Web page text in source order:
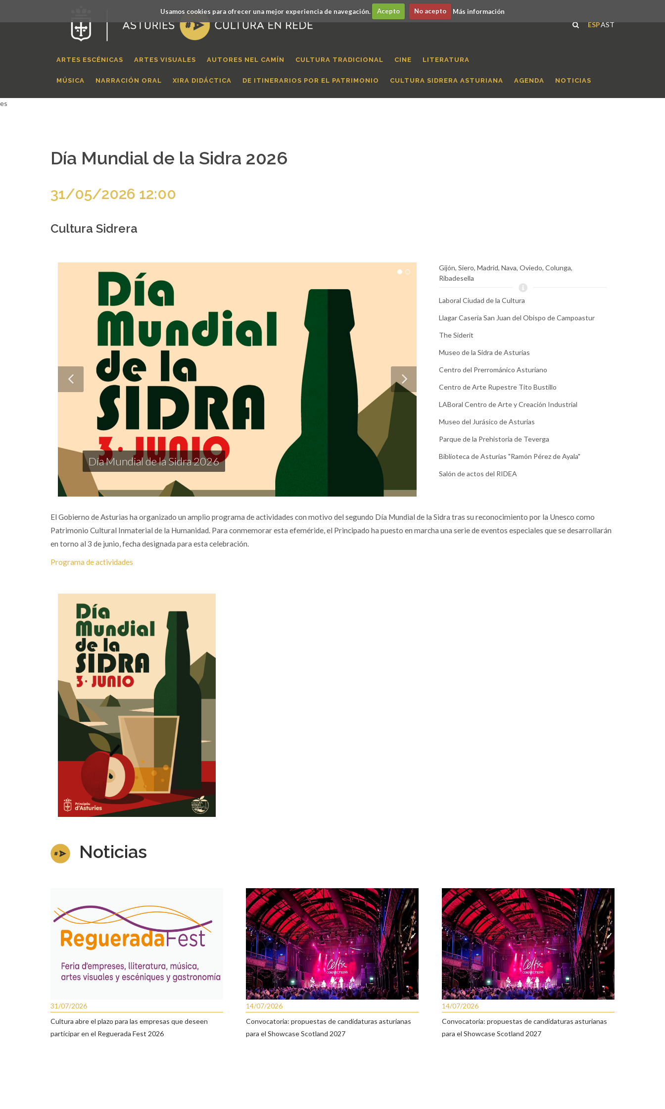
Usamos cookies para ofrecer una mejor experiencia de navegación. Acepto No acepto Más información
ESPAST
ARTES ESCÉNICAS ARTES VISUALES AUTORES NEL CAMÍN CULTURA TRADICIONAL CINE LITERATURA
MÚSICA NARRACIÓN ORAL XIRA DIDÁCTICA DE ITINERARIOS POR EL PATRIMONIO CULTURA SIDRERA ASTURIANA AGENDA NOTICIAS
es
Día Mundial de la Sidra 2026
31/05/2026 12:00
Cultura Sidrera
Día Mundial de la Sidra 2026 Día Mundial de la Sidra 2026
Gijón, Siero, Madrid, Nava, Oviedo, Colunga,
Ribadesella
Laboral Ciudad de la Cultura
Llagar Casería San Juan del Obispo de Campoastur
The Siderit
Museo de la Sidra de Asturias
Centro del Prerrománico Asturiano
Centro de Arte Rupestre Tito Bustillo
LABoral Centro de Arte y Creación Industrial
Museo del Jurásico de Asturias
Parque de la Prehistoria de Teverga
Biblioteca de Asturias "Ramón Pérez de Ayala"
Salón de actos del RIDEA
El Gobierno de Asturias ha organizado un amplio programa de actividades con motivo del segundo Día Mundial de la Sidra tras su reconocimiento por la Unesco como
Patrimonio Cultural Inmaterial de la Humanidad. Para conmemorar esta efeméride, el Principado ha puesto en marcha una serie de eventos especiales que se desarrollarán
en torno al 3 de junio, fecha designada para esta celebración.
Programa de actividades
Noticias
31/07/2026
Cultura abre el plazo para las empresas que deseen
participar en el Reguerada Fest 2026
14/07/2026
Convocatoria: propuestas de candidaturas asturianas
para el Showcase Scotland 2027
14/07/2026
Convocatoria: propuestas de candidaturas asturianas
para el Showcase Scotland 2027